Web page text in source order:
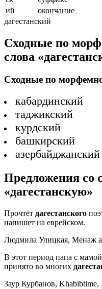
ий
окончание
дагестанский
Сходные по
слова
Сходные по
кабардинский
таджикский
курдский
башкирский
азербайджанский
Предложения со
«дагестанскую»
Прочтёт дагестанского
напишет на еврейском.
Людмила Улицкая, Менаж а
В этот период папа с
принято во многих
Заур Курбанов, Khabibtime,